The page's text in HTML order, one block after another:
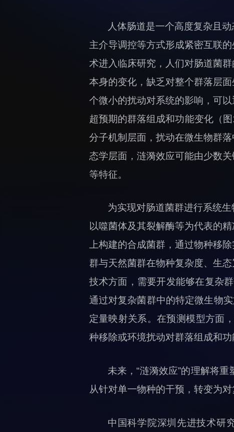
人体肠道是一个高度复杂且
主介导调控等方式形成紧密互联
术进入临床研究，人们对肠道菌
本身的变化，缺乏对整个群落层
个微小的扰动对系统的影响，可
超预期的群落组成和功能变化（
分子机制层面，扰动在微生物群
态学层面，涟漪效应可能由少数
等特征。
为实现对肠道菌群进行系统
以噬菌体及其裂解酶等为代表的
上构建的合成菌群，通过物种移
群与天然菌群在物种复杂度、生
技术方面，需要开发能够在复杂
通过对复杂菌群中的特定微生物
定量映射关系。在预测模型方面
种移除或环境扰动对群落组成和功
未来，“涟漪效应”的理解将
从针对单一物种的干预，转变为
中国科学院深圳先进技术研